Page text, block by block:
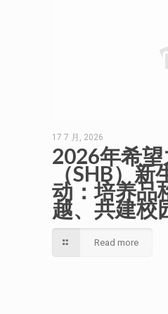
17 7 月, 2026
2026年希
（SHB）
动：培养品
越、共建校
Read more